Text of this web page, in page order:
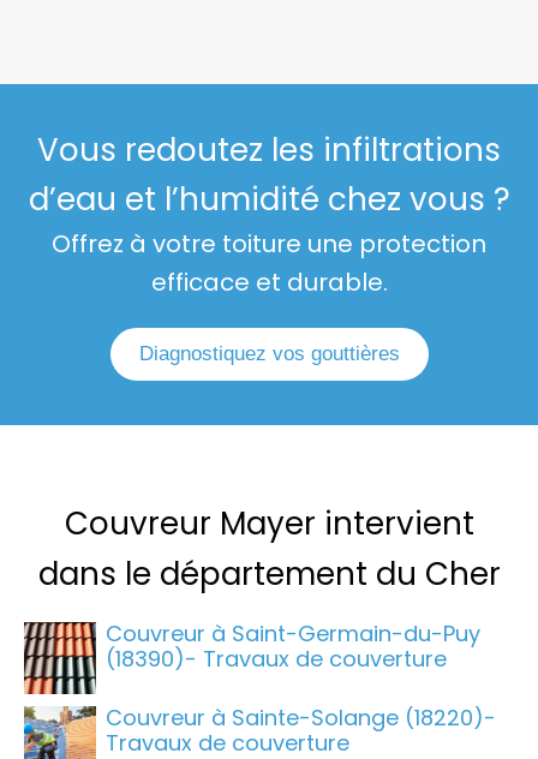
Vous redoutez les infiltrations
d’eau et l’humidité chez vous ?
Offrez à votre toiture une protection
efficace et durable.
Diagnostiquez vos gouttières
Couvreur Mayer intervient
dans le département du Cher
Couvreur à Saint-Germain-du-Puy
(18390)- Travaux de couverture
Couvreur à Sainte-Solange (18220)-
Travaux de couverture